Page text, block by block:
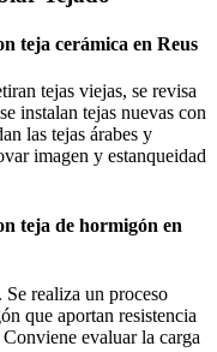
teja cerámica en Reus
tejas viejas, se revisa
instalan tejas nuevas con
las tejas árabes y
imagen y estanqueidad
teja de hormigón en
realiza un proceso
que aportan resistencia
evaluar la carga